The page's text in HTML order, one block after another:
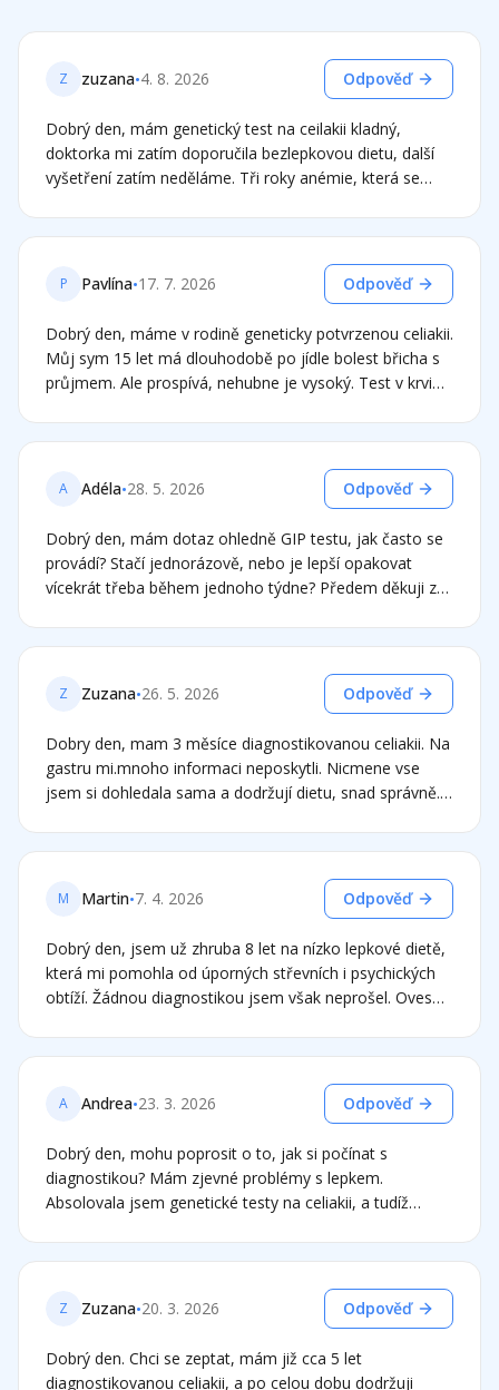
Z zuzana•4. 8. 2026 Odpověď
Dobrý den, mám genetický test na ceilakii kladný,
doktorka mi zatím doporučila bezlepkovou dietu, další
vyšetření zatím neděláme. Tři roky anémie, která se
přípravku floradix železo je i vodný extrakt z kvasnic a
extrakt z pšeničných klíčků. Ten mi železo dobře zvedal,
přípravky z lékárny jsem snášela špatně. Myslíte, že
mohu měsíc floradix užívat, doplnit železo, a pak
pokračovat s přísnou dietou? A též jsem se chtěla
zeptat, když vynecháme biopsii, zda na potvrzení
díky za vaše stránky, které mi velmi pomáhají. zdravím s
vděčností
P Pavlína•17. 7. 2026 Odpověď
Dobrý den, máme v rodině geneticky potvrzenou celiakii.
Můj sym 15 let má dlouhodobě po jídle bolest břicha s
průjmem. Ale prospívá, nehubne je vysoký. Test v krvi
A Adéla•28. 5. 2026 Odpověď
Dobrý den, mám dotaz ohledně GIP testu, jak často se
provádí? Stačí jednorázově, nebo je lepší opakovat
vícekrát třeba během jednoho týdne? Předem děkuji za
Z Zuzana•26. 5. 2026 Odpověď
Dobry den, mam 3 měsíce diagnostikovanou celiakii. Na
gastru mi.mnoho informaci neposkytli. Nicmene vse
jsem si dohledala sama a dodržují dietu, snad správně.
to jsem pred dietou nemela, pouze nadymani. Ale nove
mam brneni končetin a slabost. Muze to souviset s
celiakii? Nikdy jsem to neměla. Dekuji
M Martin•7. 4. 2026 Odpověď
Dobrý den, jsem už zhruba 8 let na nízko lepkové dietě,
která mi pomohla od úporných střevních i psychických
obtíží. Žádnou diagnostikou jsem však neprošel. Oves
luštěniny apod. Pochopil jsem že kdybych chtěl mít
přesnější informace tak bych musel měsíc jist lepek a
pak podstoupit vyšetření. Taková představa mě děsí,
bylo by pro mě obtížné fungovat. Co riskuji když jen
sleduji symptomy? Jaké mám další možnosti? Genetika?
Moc děkuji za Váš čas.
A Andrea•23. 3. 2026 Odpověď
Dobrý den, mohu poprosit o to, jak si počínat s
diagnostikou? Mám zjevné problémy s lepkem.
Absolovala jsem genetické testy na celiakii, a tudíž
nikdy nedokázaly zasytit a bolela mě hlava, ale jiné
problémy nebyly. Když jsem omezila lepek , tak výrazná
úleva, nicméně stále jsem si nechala bezlepkový oves,
který ale pak mi tytéž problémy dělal také. Nyní jsem na
Z Zuzana•20. 3. 2026 Odpověď
Dobrý den. Chci se zeptat, mám již cca 5 let
diagnostikovanou celiakii, a po celou dobu dodržuji